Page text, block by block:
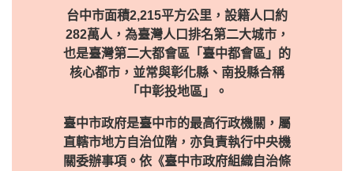
台中市面積2,215平方公里，設籍人口約
282萬人，為臺灣人口排名第二大城市，
也是臺灣第二大都會區「臺中都會區」的
核心都市，並常與彰化縣、南投縣合稱
「中彰投地區」。
臺中市政府是臺中市的最高行政機關，屬
直轄市地方自治位階，亦負責執行中央機
關委辦事項。依《臺中市政府組織自治條